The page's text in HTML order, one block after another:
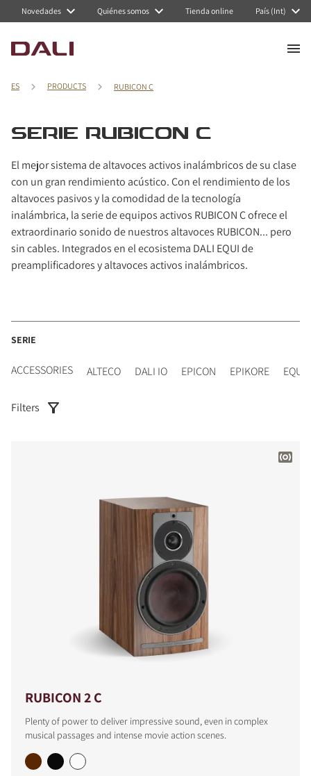
Novedades Quiénes somos Tienda online País (Int)
ES PRODUCTS RUBICON C
SERIE RUBICON C
El mejor sistema de altavoces activos inalámbricos de su clase
con un gran rendimiento acústico. Con el rendimiento de los
altavoces pasivos y la comodidad de la tecnología
inalámbrica, la serie de equipos activos RUBICON C ofrece el
extraordinario sonido de nuestros altavoces RUBICON... pero
sin cables. Integrados en el ecosistema DALI EQUI de
preamplificadores y altavoces activos inalámbricos.
SERIE
ACCESSORIES ALTECO DALI IO EPICON EPIKORE EQUI
Filters
RUBICON 2 C
Plenty of power to deliver impressive sound, even in complex
musical passages and intense movie action scenes.
Navigated to Serie RUBICON C